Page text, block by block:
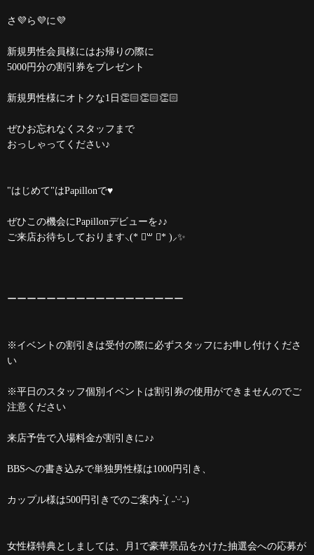
さ💜ら💜に💜
新規男性会員様にはお帰りの際に
5000円分の割引券をプレゼント
新規男性様にオトクな1日‪👏🏻👏🏻👏🏻
ぜひお忘れなくスタッフまで
おっしゃってください♪
"はじめて"はPapillonで♥️
ぜひこの機会にPapillonデビューを♪♪
ご来店お待ちしております⸜(* ॑꒳ ॑* )⸝✨️
ーーーーーーーーーーーーーーーーーー
※イベントの割引きは受付の際に必ずスタッフにお申し付けくださ
い
※平日のスタッフ個別イベントは割引券の使用ができませんのでご
注意ください
来店予告で入場料金が割引きに♪♪
BBSへの書き込みで単独男性様は1000円引き、
カップル様は500円引きでのご案内- ̗̀( ˶'ᵕ'˶)
女性様特典としましては、月1で豪華景品をかけた抽選会への応募が